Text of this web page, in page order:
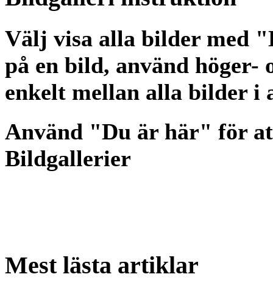
Välj visa alla bilder med
på en bild, använd
enkelt mellan alla bilder i
Använd "Du är här" för
Bildgallerier
Mest lästa artiklar